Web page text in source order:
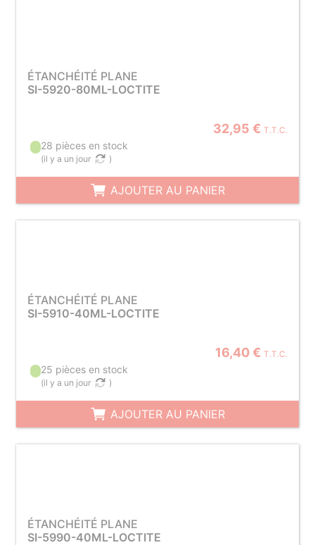
ÉTANCHÉITÉ PLANE
SI-5920-80ML-LOCTITE
32,95 € T.T.C.
28 pièces en stock
(il y a un jour )
AJOUTER AU PANIER
ÉTANCHÉITÉ PLANE
SI-5910-40ML-LOCTITE
16,40 € T.T.C.
25 pièces en stock
(il y a un jour )
AJOUTER AU PANIER
ÉTANCHÉITÉ PLANE
SI-5990-40ML-LOCTITE